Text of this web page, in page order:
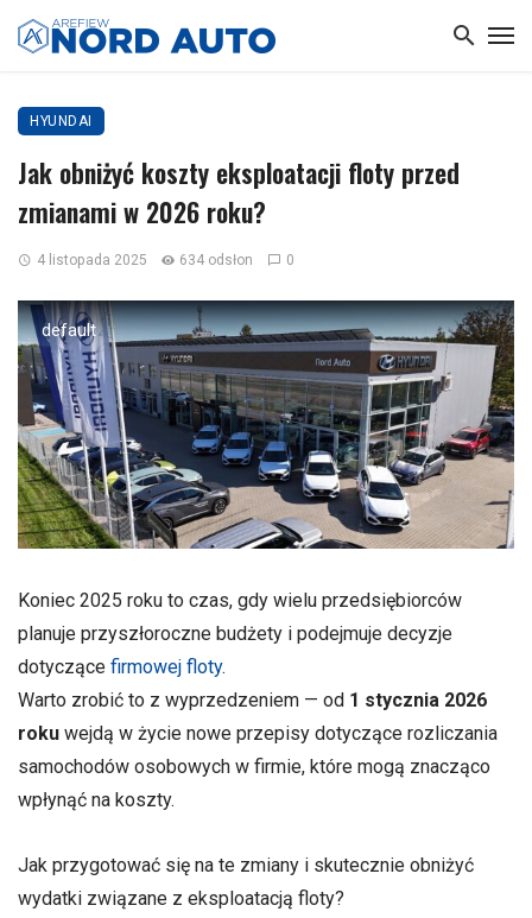
HYUNDAI
Jak obniżyć koszty eksploatacji floty przed
zmianami w 2026 roku?
4 listopada 2025 634 odsłon 0
default
Koniec 2025 roku to czas, gdy wielu przedsiębiorców
planuje przyszłoroczne budżety i podejmuje decyzje
dotyczące firmowej floty.
Warto zrobić to z wyprzedzeniem — od 1 stycznia 2026
roku wejdą w życie nowe przepisy dotyczące rozliczania
samochodów osobowych w firmie, które mogą znacząco
wpłynąć na koszty.
Jak przygotować się na te zmiany i skutecznie obniżyć
wydatki związane z eksploatacją floty?